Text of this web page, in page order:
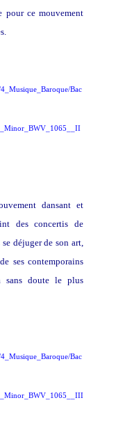
pour ce mouvement
Bac
dansant et
des concertis de
déjuger de son art,
ses contemporains
doute le plus
Bac